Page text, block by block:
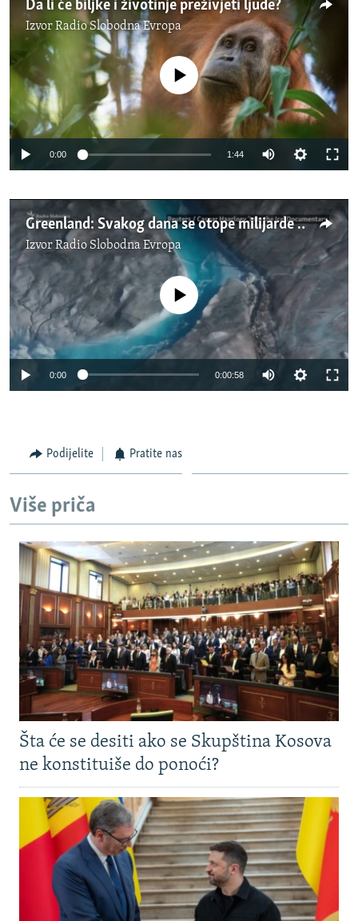
Da li će biljke i životinje preživjeti ljude?
IzvorRadio Slobodna Evropa
No media source currently available
0:00 1:44
Greenland: Svakog dana se otope milijarde tona leda
IzvorRadio Slobodna Evropa
No media source currently available
0:00 0:00:58
Podijelite Pratite nas
Više priča
Šta će se desiti ako se Skupština Kosova
ne konstituiše do ponoći?